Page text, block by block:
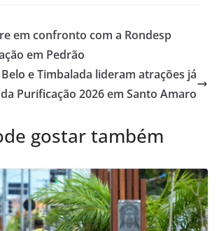
em confronto com a Rondesp
em Pedrão
e Timbalada lideram atrações já
Purificação 2026 em Santo Amaro
gostar também